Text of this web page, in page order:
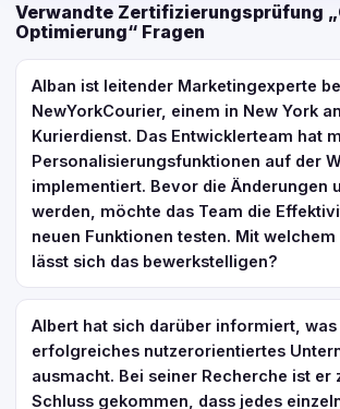
Verwandte Zertifizierungsprüfung
Optimierung“ Fragen
Alban ist leitender Marketingexperte
NewYorkCourier, einem in New York
Kurierdienst. Das Entwicklerteam hat
Personalisierungsfunktionen auf der
implementiert. Bevor die Änderungen
werden, möchte das Team die
neuen Funktionen testen. Mit
lässt sich das bewerkstelligen?
Albert hat sich darüber informiert, was
erfolgreiches nutzerorientiertes
ausmacht. Bei seiner Recherche ist er
Schluss gekommen, dass jedes